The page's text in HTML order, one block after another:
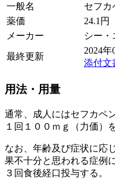
一般名
セフカ
薬価
24.1 円
メーカー
シー
最終更新
2024
添付文
用法・用量
通常、成人にはセフカペ
１回１００ｍｇ（力価）
なお、年齢及び症状に応
果不十分と思われる症例
３回食後経口投与する。